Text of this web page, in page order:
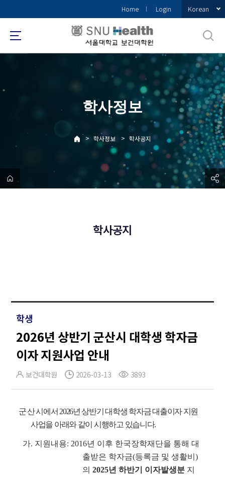
로
메
Home Login Korean
학사정보
> 학사정보 > 학사공지
학사공지
학생
2026년 상반기 군산시 대학생 학자금
이자 지원사업 안내
보건대학원 2026-03-13 3893
군산시에서 2026년 상반기 대학생 학자금 대출이자 지원
사업을 아래와 같이 시행하고 있습니다.
가. 지원내용: 2016년 이후 한국장학재단을 통해 대
출받은 학자금(등록금 및 생활비)
의2025년 하반기 이자발생분 지